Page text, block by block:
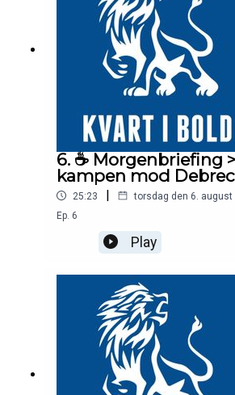
6. ☕️ Morgenbriefing
kampen mod
25:23 | torsdag den 6. august
Ep. 6
Play